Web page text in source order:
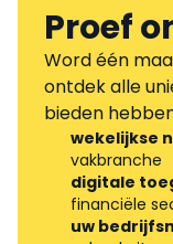
Proef
Word één
ontdek alle
bieden
wekelijkse
vakbranche
digitale
financiële
uw